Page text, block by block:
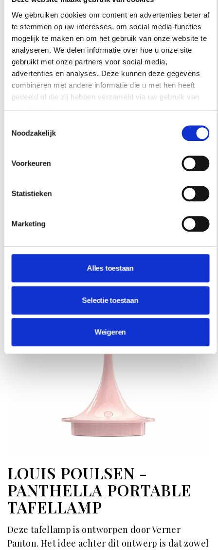
We gebruiken cookies om content en advertenties beter af
te stemmen op uw interesses, om social media-functies
mogelijk te maken en om het gebruik van onze website te
analyseren. We delen informatie over hoe u onze site
gebruikt met onze partners voor social media,
advertenties en analyses. Deze kunnen deze gegevens
combineren met andere informatie die u met hen heeft
gedeeld of die zij hebben verzameld via uw gebruik van
Noodzakelijk
Voorkeuren
Statistieken
Marketing
Alles toestaan
Selectie toestaan
Weigeren
WESCO - MINI GRANDY
Met deze kleine opbergdoos breng je in je
opbergdoos heeft een echte retrostijl en zou zo
in het huis van Barbie kunnen, € 29.
SHOP
LOUIS POULSEN -
PANTHELLA PORTABLE
TAFELLAMP
Deze tafellamp is ontworpen door Verner
Panton. Het idee achter dit ontwerp is dat zowel